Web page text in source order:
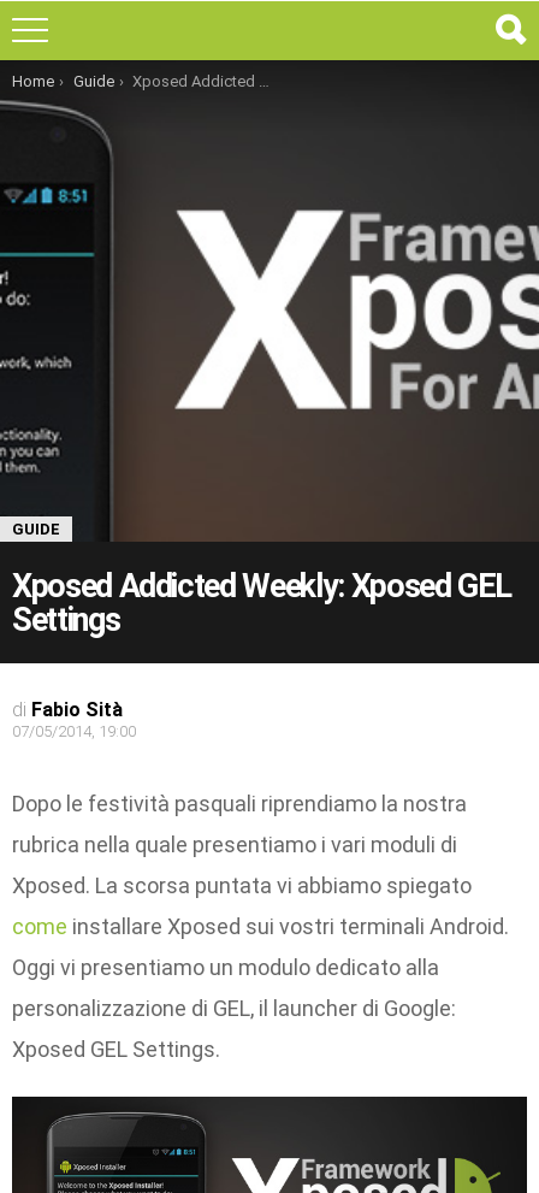
You are here:
Home Guide Xposed Addicted Weekly: Xposed GEL Settings
GUIDE
Xposed Addicted Weekly: Xposed GEL
Settings
di Fabio Sità
07/05/2014, 19:00
Dopo le festività pasquali riprendiamo la nostra
rubrica nella quale presentiamo i vari moduli di
Xposed. La scorsa puntata vi abbiamo spiegato
come installare Xposed sui vostri terminali Android.
Oggi vi presentiamo un modulo dedicato alla
personalizzazione di GEL, il launcher di Google:
Xposed GEL Settings.